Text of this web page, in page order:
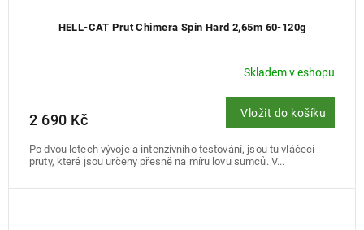
HELL-CAT Prut Chimera Spin Hard 2,65m 60-120g
Skladem v eshopu
2 690 Kč Vložit do košíku
Po dvou letech vývoje a intenzivního testování, jsou tu vláčecí
pruty, které jsou určeny přesně na míru lovu sumců. V...